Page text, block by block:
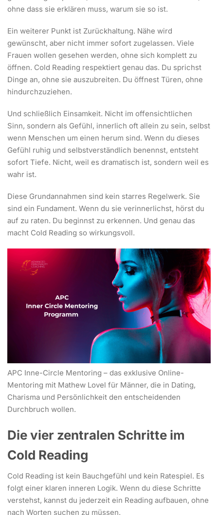
ohne dass sie erklären muss, warum sie so ist.
Ein weiterer Punkt ist Zurückhaltung. Nähe wird
gewünscht, aber nicht immer sofort zugelassen. Viele
Frauen wollen gesehen werden, ohne sich komplett zu
öffnen. Cold Reading respektiert genau das. Du sprichst
Dinge an, ohne sie auszubreiten. Du öffnest Türen, ohne
hindurchzuziehen.
Und schließlich Einsamkeit. Nicht im offensichtlichen
Sinn, sondern als Gefühl, innerlich oft allein zu sein, selbst
wenn Menschen um einen herum sind. Wenn du dieses
Gefühl ruhig und selbstverständlich benennst, entsteht
sofort Tiefe. Nicht, weil es dramatisch ist, sondern weil es
wahr ist.
Diese Grundannahmen sind kein starres Regelwerk. Sie
sind ein Fundament. Wenn du sie verinnerlichst, hörst du
auf zu raten. Du beginnst zu erkennen. Und genau das
macht Cold Reading so wirkungsvoll.
APC Inne-Circle Mentoring – das exklusive Online-
Mentoring mit Mathew Lovel für Männer, die in Dating,
Charisma und Persönlichkeit den entscheidenden
Durchbruch wollen.
Die vier zentralen Schritte im
Cold Reading
Cold Reading ist kein Bauchgefühl und kein Ratespiel. Es
folgt einer klaren inneren Logik. Wenn du diese Schritte
verstehst, kannst du jederzeit ein Reading aufbauen, ohne
nach Worten suchen zu müssen.